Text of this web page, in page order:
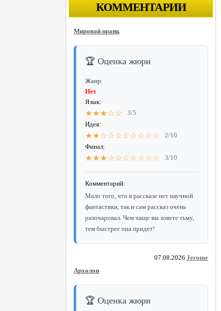
КОММЕНТАРИИ
Мировой пранк
🏆 Оценка жюри
Жанр:
Нет
Язык:
★★★☆☆
3/5
Идея:
★★☆☆☆☆☆☆☆☆
2/10
Финал:
★★★☆☆☆☆☆☆☆ 3/10
Комментарий:
Мало того, что в рассказе нет научной
фантастики, так и сам рассказ очень
разочаровал. Чем чаще вы зовете тьму,
тем быстрее она придет!
07.08.2026 Jerome
Архолон
🏆 Оценка жюри